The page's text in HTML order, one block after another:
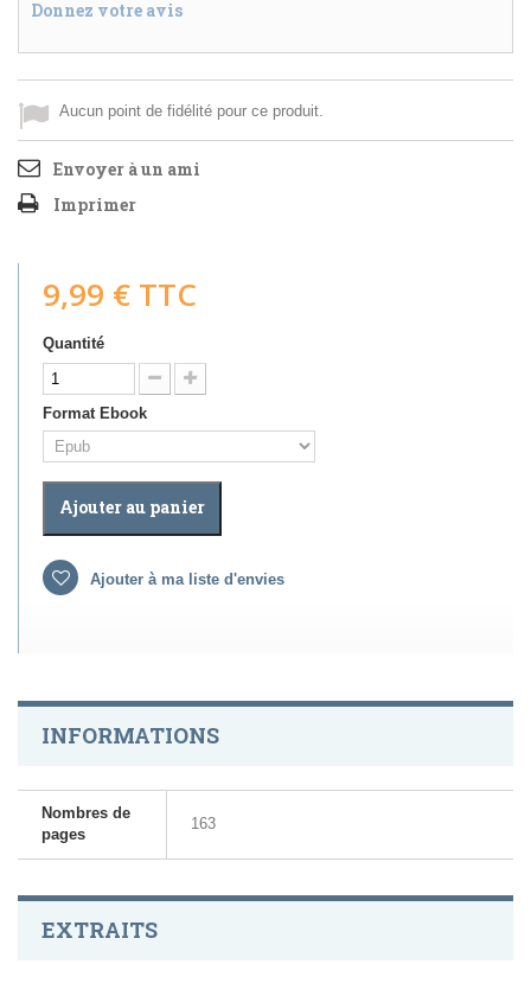
Donnez votre avis
Aucun point de fidélité pour ce produit.
Envoyer à un ami
Imprimer
9,99 € TTC
Quantité
Format Ebook
Ajouter au panier
Ajouter à ma liste d'envies
INFORMATIONS
Nombres de
pages
163
EXTRAITS